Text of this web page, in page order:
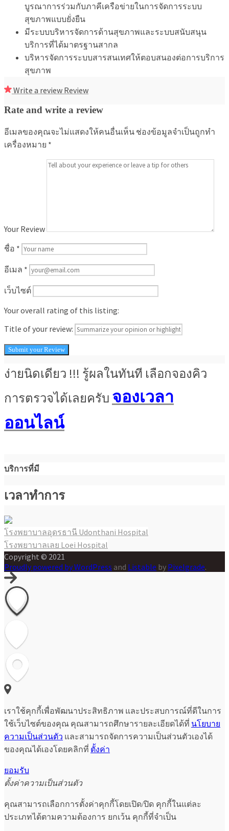
บูรณาการร่วมกับภาคีเครือข่ายในการจัดการระบบ
สุขภาพแบบยั่งยืน
มีระบบบริหารจัดการด้านสุขภาพและระบบสนับสนุน
บริการที่ได้มาตรฐานสากล
บริหารจัดการระบบสารสนเทศให้ตอบสนองต่อการบริการ
สุขภาพ
Write a review Review
Rate and write a review
อีเมลของคุณจะไม่แสดงให้คนอื่นเห็น ช่องข้อมูลจำเป็นถูกทำ
เครื่องหมาย *
Your Review
ชื่อ *
อีเมล *
เว็บไซต์
Your overall rating of this listing:
Title of your review:
ง่ายนิดเดียว !!! รู้ผลในทันที เลือกจองคิว
การตรวจได้เลยครับ จองเวลา
ออนไลน์
บริการที่มี
เวลาทำการ
แนะแนว
เรื่อง
โรงพยาบาลอุดรธานี Udonthani Hospital
โรงพยาบาลเลย Loei Hospital
Copyright © 2021
Proudly powered by WordPress and Listable by Pixelgrade.
เราใช้คุกกี้เพื่อพัฒนาประสิทธิภาพ และประสบการณ์ที่ดีในการ
ใช้เว็บไซต์ของคุณ คุณสามารถศึกษารายละเอียดได้ที่ นโยบาย
ความเป็นส่วนตัว และสามารถจัดการความเป็นส่วนตัวเองได้
ของคุณได้เองโดยคลิกที่ ตั้งค่า
ยอมรับ
ตั้งค่าความเป็นส่วนตัว
คุณสามารถเลือกการตั้งค่าคุกกี้โดยเปิด/ปิด คุกกี้ในแต่ละ
ประเภทได้ตามความต้องการ ยกเว้น คุกกี้ที่จำเป็น